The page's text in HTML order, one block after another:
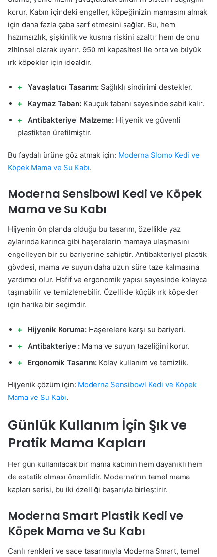
korur. Kabın içindeki engeller, köpeğinizin mamasını almak
için daha fazla çaba sarf etmesini sağlar. Bu, hem
hazımsızlık, şişkinlik ve kusma riskini azaltır hem de onu
zihinsel olarak uyarır. 950 ml kapasitesi ile orta ve büyük
ırk köpekler için idealdir.
Yavaşlatıcı Tasarım: Sağlıklı sindirimi destekler.
Kaymaz Taban: Kauçuk tabanı sayesinde sabit kalır.
Antibakteriyel Malzeme: Hijyenik ve güvenli
plastikten üretilmiştir.
Bu faydalı ürüne göz atmak için: Moderna Slomo Kedi ve
Köpek Mama ve Su Kabı.
Moderna Sensibowl Kedi ve Köpek
Mama ve Su Kabı
Hijyenin ön planda olduğu bu tasarım, özellikle yaz
aylarında karınca gibi haşerelerin mamaya ulaşmasını
engelleyen bir su bariyerine sahiptir. Antibakteriyel plastik
gövdesi, mama ve suyun daha uzun süre taze kalmasına
yardımcı olur. Hafif ve ergonomik yapısı sayesinde kolayca
taşınabilir ve temizlenebilir. Özellikle küçük ırk köpekler
için harika bir seçimdir.
Hijyenik Koruma: Haşerelere karşı su bariyeri.
Antibakteriyel: Mama ve suyun tazeliğini korur.
Ergonomik Tasarım: Kolay kullanım ve temizlik.
Hijyenik çözüm için: Moderna Sensibowl Kedi ve Köpek
Mama ve Su Kabı.
Günlük Kullanım İçin Şık ve
Pratik Mama Kapları
Her gün kullanılacak bir mama kabının hem dayanıklı hem
de estetik olması önemlidir. Moderna’nın temel mama
kapları serisi, bu iki özelliği başarıyla birleştirir.
Moderna Smart Plastik Kedi ve
Köpek Mama ve Su Kabı
Canlı renkleri ve sade tasarımıyla Moderna Smart, temel